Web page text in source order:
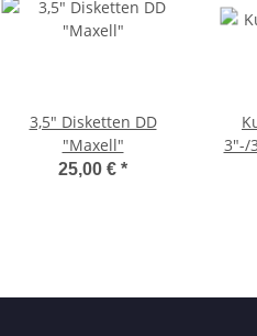
3,5" Disketten DD
"Maxell"
25,00 € *
3"-/